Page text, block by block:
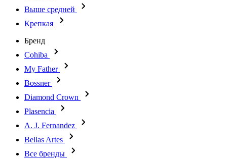
Выше средней
Крепкая
Бренд
Cohiba
My Father
Bossner
Diamond Crown
Plasencia
A. J. Fernandez
Bellas Artes
Все бренды